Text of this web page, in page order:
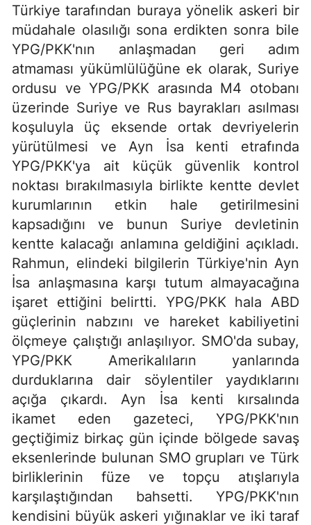
Türkiye tarafından buraya yönelik askeri bir
müdahale olasılığı sona erdikten sonra bile
YPG/PKK'nın anlaşmadan geri adım
atmaması yükümlülüğüne ek olarak, Suriye
ordusu ve YPG/PKK arasında M4 otobanı
üzerinde Suriye ve Rus bayrakları asılması
koşuluyla üç eksende ortak devriyelerin
yürütülmesi ve Ayn İsa kenti etrafında
YPG/PKK'ya ait küçük güvenlik kontrol
noktası bırakılmasıyla birlikte kentte devlet
kurumlarının etkin hale getirilmesini
kapsadığını ve bunun Suriye devletinin
kentte kalacağı anlamına geldiğini açıkladı.
Rahmun, elindeki bilgilerin Türkiye'nin Ayn
İsa anlaşmasına karşı tutum almayacağına
işaret ettiğini belirtti. YPG/PKK hala ABD
güçlerinin nabzını ve hareket kabiliyetini
ölçmeye çalıştığı anlaşılıyor. SMO'da subay,
YPG/PKK Amerikalıların yanlarında
durduklarına dair söylentiler yaydıklarını
açığa çıkardı. Ayn İsa kenti kırsalında
ikamet eden gazeteci, YPG/PKK'nın
geçtiğimiz birkaç gün içinde bölgede savaş
eksenlerinde bulunan SMO grupları ve Türk
birliklerinin füze ve topçu atışlarıyla
karşılaştığından bahsetti. YPG/PKK'nın
kendisini büyük askeri yığınaklar ve iki taraf